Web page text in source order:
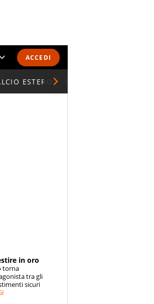
ACCEDI
E CLASSIFICHE
ESTERO
in oro
torna
tra gli
sicuri